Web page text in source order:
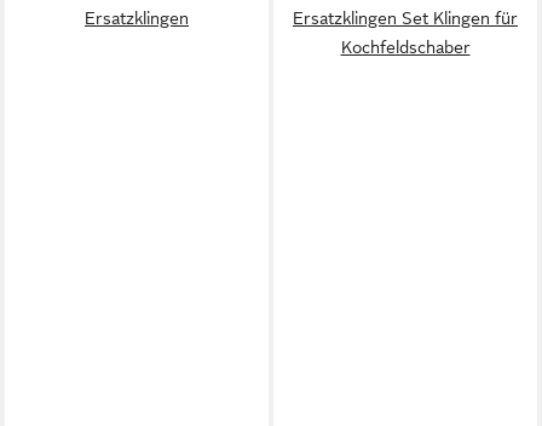
Ersatzklingen
Ersatzklingen Set Klingen für
Kochfeldschaber